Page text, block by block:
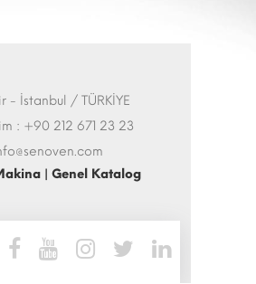
17-21 Ekim 2025
- İstanbul / TÜRKİYE
: +90 212 671 23 23
| Genel Katalog